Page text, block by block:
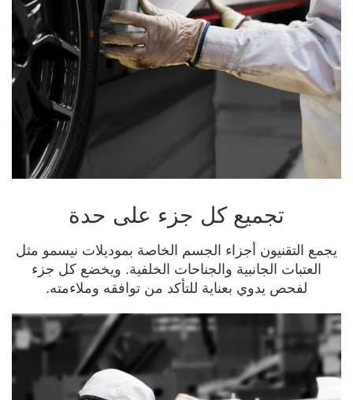
تجميع كل جزء على حدة
يجمع التقنيون أجزاء الجسم الخاصة بموديلات نيسمو مثل
العتبات الجانبية والجناحات الخلفية. ويخضع كل جزء
لفحص يدوي بعناية للتأكد من توافقه وملاءمته.